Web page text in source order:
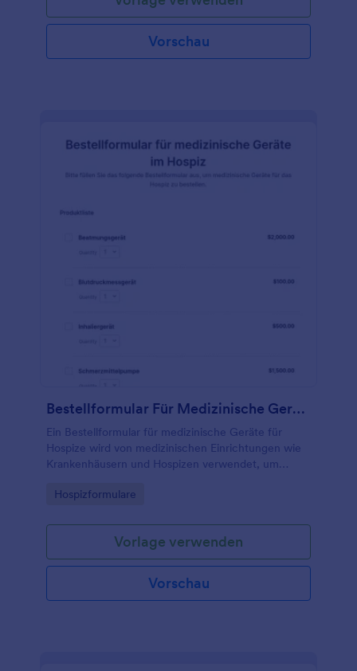
Vorschau
Bestellformular Für Medizinische Geräte Im Hospiz
Ein Bestellformular für medizinische Geräte für
Hospize wird von medizinischen Einrichtungen wie
Krankenhäusern und Hospizen verwendet, um
Go to Category:
Hospizformulare
Vorlage verwenden
Vorschau